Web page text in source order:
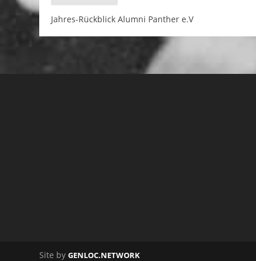
Jahres-Rückblick Alumni Panther e.V
Site byGENLOC.NETWORK